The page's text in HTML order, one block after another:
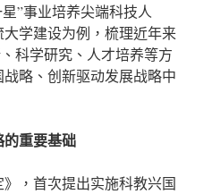
”事业培养尖端科技人
学建设为例，梳理近年来
科学研究、人才培养等方
略、创新驱动发展战略中
重要基础
，首次提出实施科教兴国